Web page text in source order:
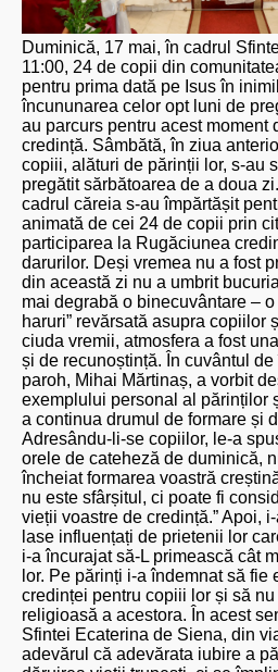
Duminică, 17 mai, în cadrul
11:00, 24 de copii din
pentru prima dată pe Isus în
încununarea celor opt luni de
au parcurs pentru acest moment
credință. Sâmbătă, în ziua
copiii, alături de părinții lor, s-au
pregătit sărbătoarea de a doua
cadrul căreia s-au împărtășit
animată de cei 24 de copii prin
participarea la Rugăciunea
darurilor. Deși vremea nu a fost
din această zi nu a umbrit
mai degrabă o binecuvântare –
haruri” revărsată asupra copiilor
ciuda vremii, atmosfera a fost
și de recunoștință. În cuvântul
paroh, Mihai Mărtinaș, a vorbit
exemplului personal al părinților
a continua drumul de formare și
Adresându-li-se copiilor, le-a
orele de cateheză de duminică,
încheiat formarea voastră
nu este sfârșitul, ci poate fi
vieții voastre de credință.” Apoi,
lase influențați de prietenii lor
i-a încurajat să-L primească cât
lor. Pe părinți i-a îndemnat să fie
credinței pentru copiii lor și să
religioasă a acestora. În acest
Sfintei Ecaterina de Siena, din
adevărul că adevărata iubire a